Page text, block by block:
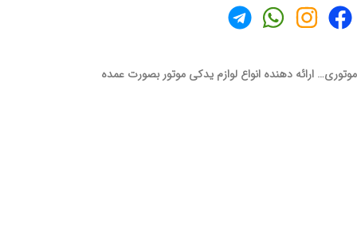
موتوری… ارائه دهنده انواع لوازم یدکی موتور بصورت عمده